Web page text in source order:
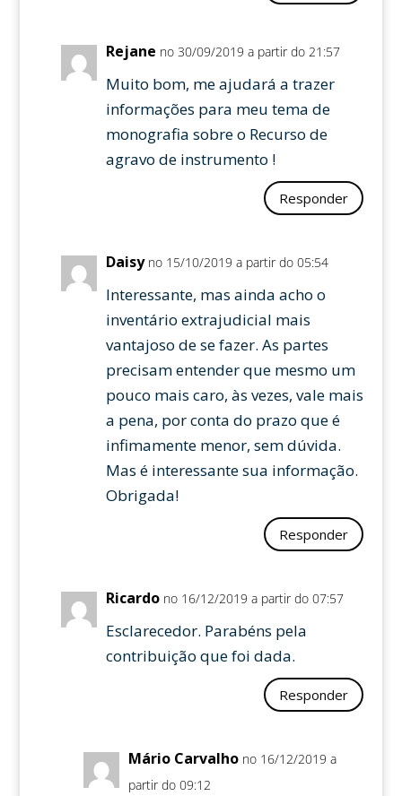
Rejane no 30/09/2019 a partir do 21:57
Muito bom, me ajudará a trazer
informações para meu tema de
monografia sobre o Recurso de
agravo de instrumento !
Responder
Daisy no 15/10/2019 a partir do 05:54
Interessante, mas ainda acho o
inventário extrajudicial mais
vantajoso de se fazer. As partes
precisam entender que mesmo um
pouco mais caro, às vezes, vale mais
a pena, por conta do prazo que é
infimamente menor, sem dúvida.
Mas é interessante sua informação.
Obrigada!
Responder
Ricardo no 16/12/2019 a partir do 07:57
Esclarecedor. Parabéns pela
contribuição que foi dada.
Responder
Mário Carvalho no 16/12/2019 a
partir do 09:12